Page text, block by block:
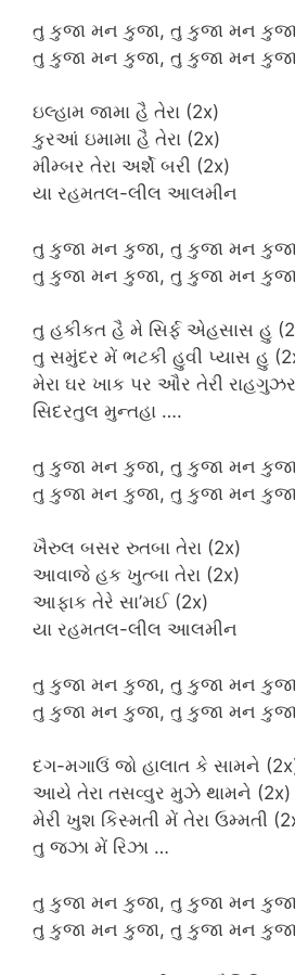
તુ કુજા મન કુજા, તુ કુજા મન
તુ કુજા મન કુજા, તુ કુજા મન
ઇલ્હામ જામા હૈ તેરા (2x)
કુરઆં ઇમામા હૈ તેરા (2x)
મીમ્બર તેરા અર્શે બરી (2x)
યા રહમતલ-લીલ આલમીન
તુ કુજા મન કુજા, તુ કુજા મન
તુ કુજા મન કુજા, તુ કુજા મન
તુ હકીકત હૈ મે સિર્ફ એહસાસ હુ
તુ સમુંદર મેં ભટકી હુવી પ્યાસ હુ
મેરા ઘર ખાક પર ઔર તેરી
સિદરતુલ મુન્તહા ….
તુ કુજા મન કુજા, તુ કુજા મન
તુ કુજા મન કુજા, તુ કુજા મન
ખૈરુલ બસર રુતબા તેરા (2x)
આવાજે હક ખુત્બા તેરા (2x)
આફાક તેરે સા’મઈ (2x)
યા રહમતલ-લીલ આલમીન
તુ કુજા મન કુજા, તુ કુજા મન
તુ કુજા મન કુજા, તુ કુજા મન
દગ-મગાઉં જો હાલાત કે સામને
આયે તેરા તસવ્વુર મુઝે થામને (2x)
મેરી ખુશ કિસ્મતી મેં તેરા ઉમ્મતી
તુ જઝા મેં રિઝા …
તુ કુજા મન કુજા, તુ કુજા મન
તુ કુજા મન કુજા, તુ કુજા મન